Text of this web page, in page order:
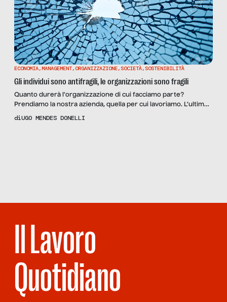
ECONOMIA,MANAGEMENT,ORGANIZZAZIONE, SOCIETÀ, SOSTENIBILITÀ
Gli individui sono antifragili, le organizzazioni sono fragili
Quanto durerà l’organizzazione di cui facciamo parte?
Prendiamo la nostra azienda, quella per cui lavoriamo. L’ultimo
rapporto ISTAT sulla demografia delle aziende ci dice che nel
diUGO MENDES DONELLI
Il Lavoro
Quotidiano